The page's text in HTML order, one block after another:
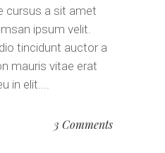
cursus a sit amet
ipsum velit.
tincidunt auctor a
mauris vitae erat
in elit....
3 Comments